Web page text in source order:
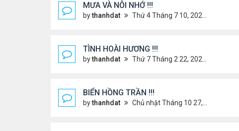
MƯA VÀ NỖI NHỚ !!!
bythanhdat Thứ 4 Tháng 7 10, 2024 8:41 am
TÌNH HOÀI HƯƠNG !!!
bythanhdat Thứ 7 Tháng 2 22, 2025 1:32 pm
BIỂN HỒNG TRẦN !!!
bythanhdat Chủ nhật Tháng 10 27, 2024 2:17 pm